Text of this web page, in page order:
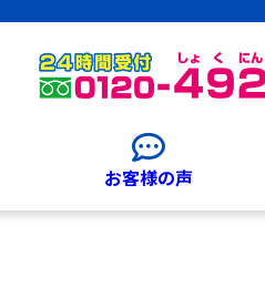
お客様の声